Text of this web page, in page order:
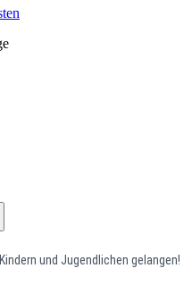
und Jugendlichen gelangen!